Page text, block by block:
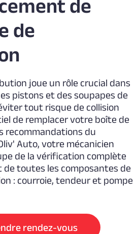
de
de
joue un rôle crucial dans
pistons et des soupapes de
tout risque de collision
de remplacer votre boîte de
recommandations du
Auto, votre mécanicien
de la vérification complète
toutes les composantes de
: courroie, tendeur et pompe
rendez-vous